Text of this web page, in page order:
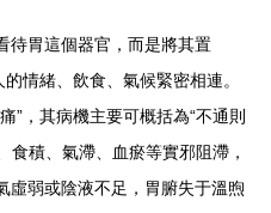
待胃這個器官，而是將其置
情緒、飲食、氣候緊密相連。
”，其病機主要可概括為“不通則
食積、氣滯、血瘀等實邪阻滯，
虛弱或陰液不足，胃腑失于溫煦